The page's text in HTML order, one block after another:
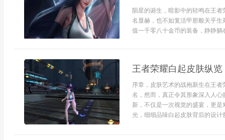
陨星的诞生，暗影中的轻鸣在王
名显赫，也不如复活甲那般关乎
值一千零八十金币的装备，静静躺
王者荣耀白起皮肤纵
序章，皮肤艺术的战袍新生在王
名，然而，真正令其形象深入人
新，不仅是一次视觉的盛宴，更
光，细细品味白起皮肤背后的设计